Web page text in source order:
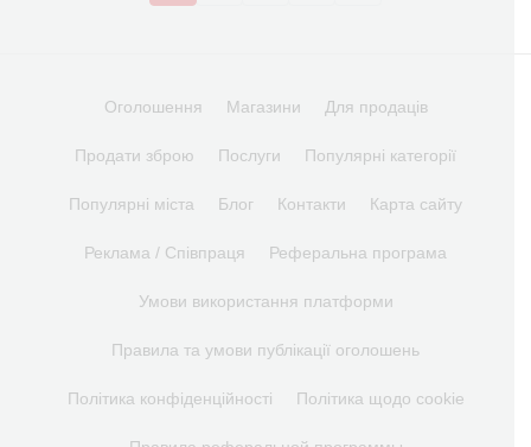
Оголошення Магазини Для продаців
Продати зброю Послуги Популярні категорії
Популярні міста Блог Контакти Карта сайту
Реклама / Співпраця Реферальна програма
Умови використання платформи
Правила та умови публікації оголошень
Політика конфіденційності Політика щодо cookie